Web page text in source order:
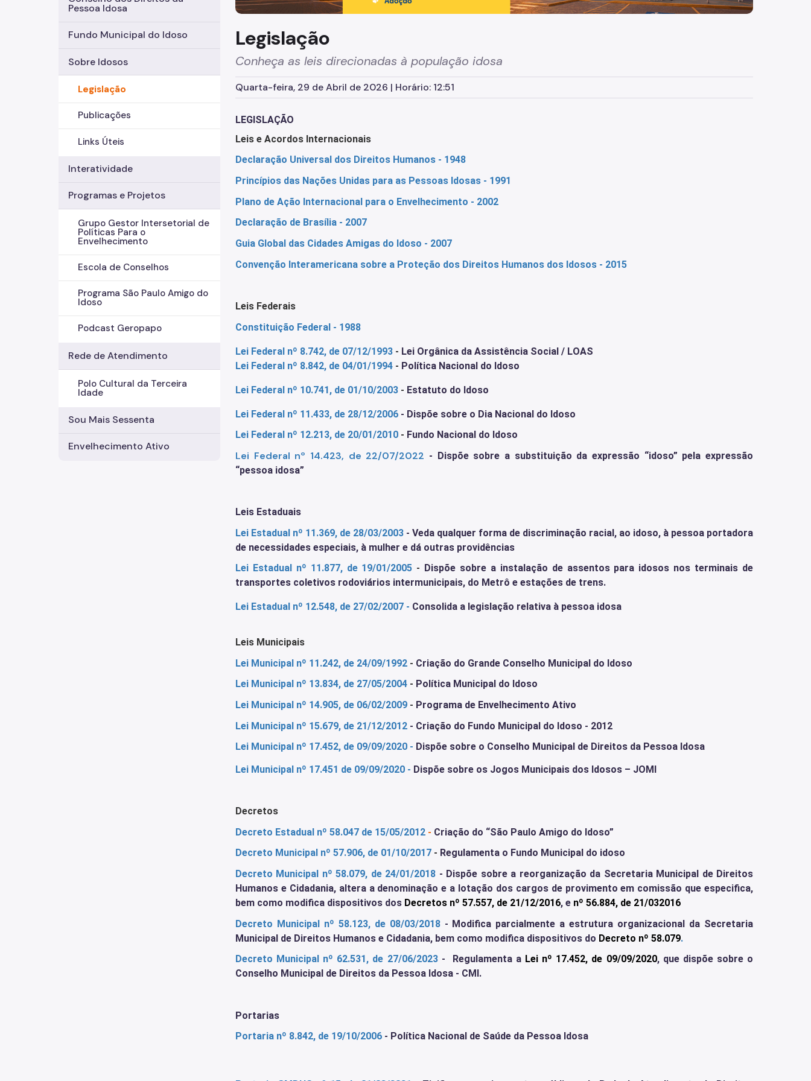
Pessoa Idosa
Fundo Municipal do Idoso
Sobre Idosos
Legislação
Publicações
Links Úteis
Interatividade
Programas e Projetos
Grupo Gestor Intersetorial de
Políticas Para o
Envelhecimento
Escola de Conselhos
Programa São Paulo Amigo do
Idoso
Podcast Geropapo
Rede de Atendimento
Polo Cultural da Terceira
Idade
Sou Mais Sessenta
Envelhecimento Ativo
Legislação
Conheça as leis direcionadas à população idosa
Quarta-feira, 29 de Abril de 2026 | Horário: 12:51
LEGISLAÇÃO
Leis e Acordos Internacionais
Declaração Universal dos Direitos Humanos - 1948
Princípios das Nações Unidas para as Pessoas Idosas - 1991
Plano de Ação Internacional para o Envelhecimento - 2002
Declaração de Brasília - 2007
Guia Global das Cidades Amigas do Idoso - 2007
Convenção Interamericana sobre a Proteção dos Direitos Humanos dos Idosos - 2015
Leis Federais
Constituição Federal - 1988
Lei Federal nº 8.742, de 07/12/1993 - Lei Orgânica da Assistência Social / LOAS
Lei Federal nº 8.842, de 04/01/1994 - Política Nacional do Idoso
Lei Federal nº 10.741, de 01/10/2003 - Estatuto do Idoso
Lei Federal nº 11.433, de 28/12/2006 - Dispõe sobre o Dia Nacional do Idoso
Lei Federal nº 12.213, de 20/01/2010 - Fundo Nacional do Idoso
Lei Federal nº 14.423, de 22/07/2022 - Dispõe sobre a substituição da expressão “idoso” pela expressão
“pessoa idosa”
Leis Estaduais
Lei Estadual nº 11.369, de 28/03/2003 - Veda qualquer forma de discriminação racial, ao idoso, à pessoa portadora
de necessidades especiais, à mulher e dá outras providências
Lei Estadual nº 11.877, de 19/01/2005 - Dispõe sobre a instalação de assentos para idosos nos terminais de
transportes coletivos rodoviários intermunicipais, do Metrô e estações de trens.
Lei Estadual nº 12.548, de 27/02/2007 - Consolida a legislação relativa à pessoa idosa
Leis Municipais
Lei Municipal nº 11.242, de 24/09/1992 - Criação do Grande Conselho Municipal do Idoso
Lei Municipal nº 13.834, de 27/05/2004 - Política Municipal do Idoso
Lei Municipal nº 14.905, de 06/02/2009 - Programa de Envelhecimento Ativo
Lei Municipal nº 15.679, de 21/12/2012 - Criação do Fundo Municipal do Idoso - 2012
Lei Municipal nº 17.452, de 09/09/2020 - Dispõe sobre o Conselho Municipal de Direitos da Pessoa Idosa
Lei Municipal nº 17.451 de 09/09/2020 - Dispõe sobre os Jogos Municipais dos Idosos – JOMI
Decretos
Decreto Estadual nº 58.047 de 15/05/2012 - Criação do “São Paulo Amigo do Idoso”
Decreto Municipal nº 57.906, de 01/10/2017 - Regulamenta o Fundo Municipal do idoso
Decreto Municipal nº 58.079, de 24/01/2018 - Dispõe sobre a reorganização da Secretaria Municipal de Direitos
Humanos e Cidadania, altera a denominação e a lotação dos cargos de provimento em comissão que especifica,
bem como modifica dispositivos dos Decretos nº 57.557, de 21/12/2016, e nº 56.884, de 21/032016
Decreto Municipal nº 58.123, de 08/03/2018- Modifica parcialmente a estrutura organizacional da Secretaria
Municipal de Direitos Humanos e Cidadania, bem como modifica dispositivos do Decreto nº 58.079.
Decreto Municipal nº 62.531, de 27/06/2023 - Regulamenta a Lei nº 17.452, de 09/09/2020, que dispõe sobre o
Conselho Municipal de Direitos da Pessoa Idosa - CMI.
Portarias
Portaria nº 8.842, de 19/10/2006 - Política Nacional de Saúde da Pessoa Idosa